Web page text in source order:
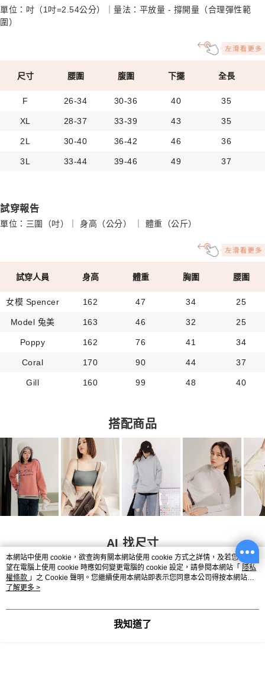
單位：吋（1吋=2.54公分）｜量法：平放量 - 撐開量（合理彈性範
圍）
尺寸 腰圍 腹圍 下擺 全長
F 26-34 30-36 40 35
XL 28-37 33-39 43 35
2L 30-40 36-42 46 36
3L 33-44 39-46 49 37
試穿報告
單位：三圍（吋）｜ 身高（公分） ｜ 體重（公斤）
試穿人員 身高 體重 胸圍 腰圍
女模 Spencer 162 47 34 25
Model 兔美 163 46 32 25
Poppy 162 76 41 34
Coral 170 90 44 37
Gill 160 99 48 40
搭配商品
AI 找尺寸
本網站中使用 cookie，欲查詢有關本網站使用 cookie 方式之詳情，及若您不希
望在電腦上使用 cookie 時應如何變更電腦的 cookie 設定，請參閱本網站「 隱私
權條款 」之 Cookie 聲明。您繼續使用本網站即表示您同意本公司得按本網站使
用條款之 Cookie 聲明使用 cookie。
了解更多 >
我知道了